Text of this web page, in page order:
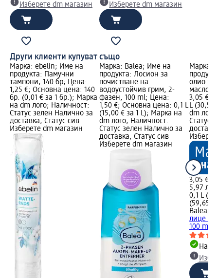
Изберете dm магазин
Изберете dm магазин
Други клиенти купуват също
Марка: ebelin; Име на
продукта: Памучни
тампони, 140 бр; Цена:
1,25 €; Основна цена: 140
бр. (0,01 € за 1 бр.); Марка
на dm лого; Наличност:
Статус зелен Налично за
доставка, Статус сив
Изберете dm магазин
Марка: Balea; Име на
продукта: Лосион за
почистване на
водоустойчив грим, 2-
фазен, 100 ml; Цена:
1,50 €; Основна цена: 0,1 L
(15,00 € за 1 L); Марка на
dm лого; Наличност:
Статус зелен Налично за
доставка, Статус сив
Изберете dm магазин
Марка:
олио за
масло,
3,05 €;
L (30,50
dm
Статус
3,05 €
5,97 лв.
0,1 L
(59,65
Balea
лице с
100 ml